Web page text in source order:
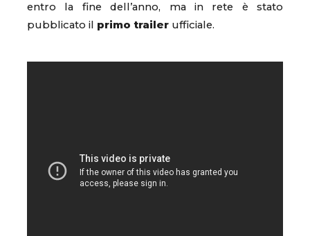
entro la fine dell’anno, ma in rete è stato
pubblicato il primo trailer ufficiale.